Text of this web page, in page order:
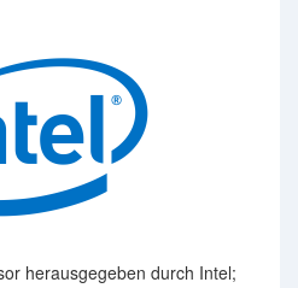
herausgegeben durch Intel;